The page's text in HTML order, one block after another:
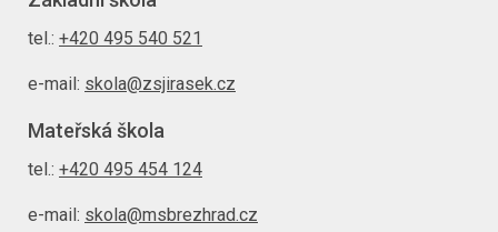
tel.: +420 495 540 521
e-mail: skola@zsjirasek.cz
Mateřská škola
tel.: +420 495 454 124
e-mail: skola@msbrezhrad.cz